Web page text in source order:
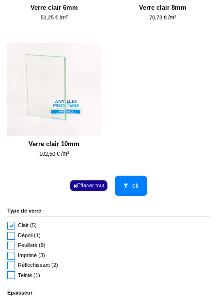
Verre clair 6mm
51,25 € /m²
Verre clair 8mm
70,73 € /m²
Verre clair 10mm
102,50 € /m²
Effacer tout ok
Type de verre
Clair (5)
Dépoli (1)
Feuilleté (9)
Imprimé (3)
Réfléchissant (2)
Teinté (1)
Epaisseur